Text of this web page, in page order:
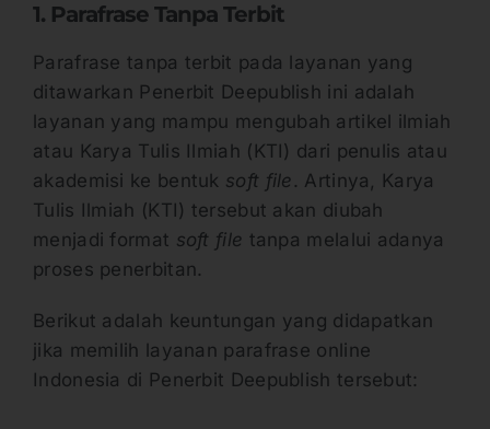
1. Parafrase Tanpa Terbit
Parafrase tanpa terbit pada layanan yang
ditawarkan Penerbit Deepublish ini adalah
layanan yang mampu mengubah artikel ilmiah
atau Karya Tulis Ilmiah (KTI) dari penulis atau
akademisi ke bentuk soft file . Artinya, Karya
Tulis Ilmiah (KTI) tersebut akan diubah
menjadi format soft file tanpa melalui adanya
proses penerbitan.
Berikut adalah keuntungan yang didapatkan
jika memilih layanan parafrase online
Indonesia di Penerbit Deepublish tersebut: